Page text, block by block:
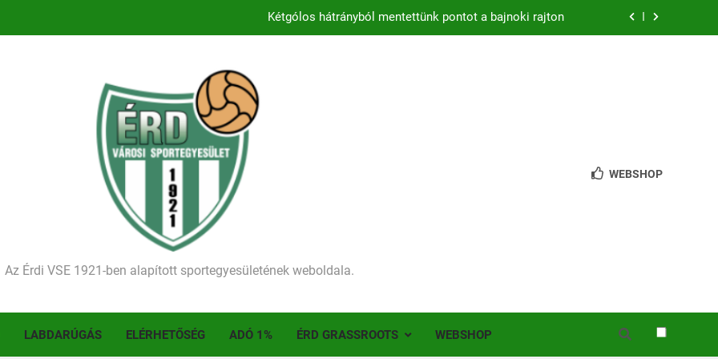
Kezdődik a 2026–2027-es szezon – hazai pályán rajtol az Érdi VSE!
Ellenfelünk visszalépése miatt játék nélkül jutottunk tovább a MOL Magyar Kupában
Kezdődik a 2026–2027-es szezon – hazai pályán rajtol az Érdi VSE!
Történelmet írt az I. Érdi Football Fesztivál – több mint 200 játékos lépett pályára Érden
Az Érdi VSE 1921-ben alapított sportegyesületének weboldala.
WEBSHOP
LABDARÚGÁS ELÉRHETŐSÉG ADÓ 1% ÉRD GRASSROOTS WEBSHOP